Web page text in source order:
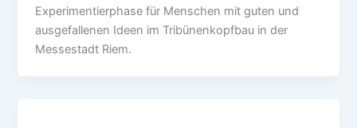
Experimentierphase für Menschen mit guten und
ausgefallenen Ideen im Tribünenkopfbau in der
Messestadt Riem.